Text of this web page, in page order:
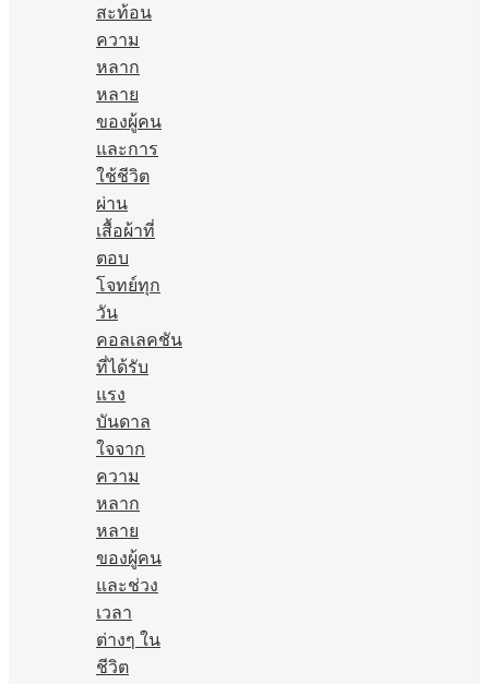
สะท้อน
ความ
หลาก
หลาย
ของผู้คน
และการ
ใช้ชีวิต
ผ่าน
เสื้อผ้าที่
ตอบ
โจทย์ทุก
วัน
คอลเลคชัน
ที่ได้รับ
แรง
บันดาล
ใจจาก
ความ
หลาก
หลาย
ของผู้คน
และช่วง
เวลา
ต่างๆ ใน
ชีวิต